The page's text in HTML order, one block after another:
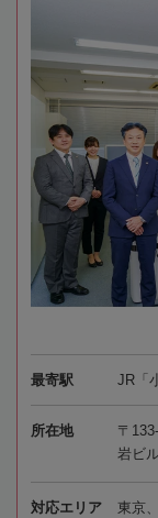
最寄駅 JR「
所在地
〒
岩ビ
対応エリア 東京